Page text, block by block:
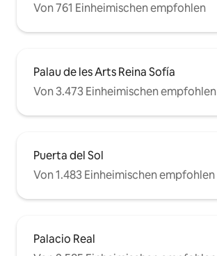
Von 761 Einheimischen empfohlen
Palau de les Arts Reina Sofía
Von 3.473 Einheimischen empfohlen
Puerta del Sol
Von 1.483 Einheimischen empfohlen
Palacio Real